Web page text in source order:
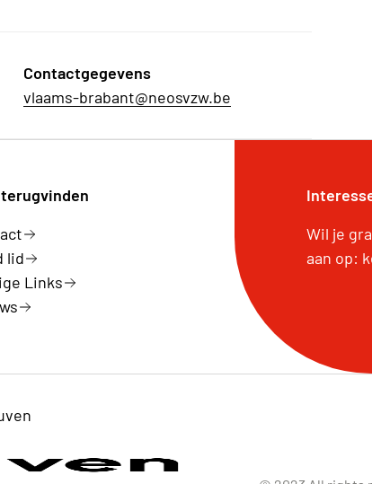
Contactgegevens
vlaams-brabant@neosvzw.be
lid
Links
Wil je
aan op: